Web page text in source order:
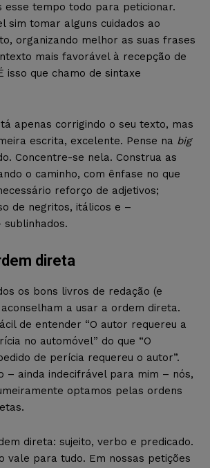
esse tempo todo para peticionar.
sim tomar alguns cuidados ao
organizando melhor as suas frases
mais favorável à recepção de
isso que chamo de sintaxe
apenas corrigindo o seu texto, mas
escrita, excelente. Pense na big
Concentre-se nela. Construa as
o caminho, com ênfase no que
reforço de adjetivos;
de negritos, itálicos e –
direta
os bons livros de redação (e
a usar a ordem direta.
de entender “O autor requereu a
no automóvel” do que “O
de perícia requereu o autor”.
– ainda indecifrável para mim – nós,
optamos pelas ordens
direta: sujeito, verbo e predicado.
vale para tudo. Em nossas petições